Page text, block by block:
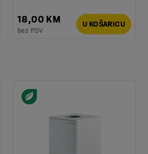
18,00 KM
bez PDV
U KOŠARICU